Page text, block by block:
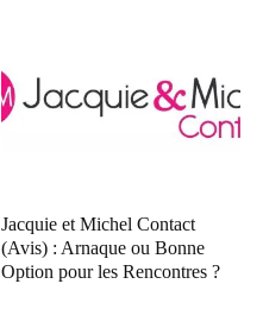
Jacquie et Michel Contact
(Avis) : Arnaque ou Bonne
Option pour les Rencontres ?